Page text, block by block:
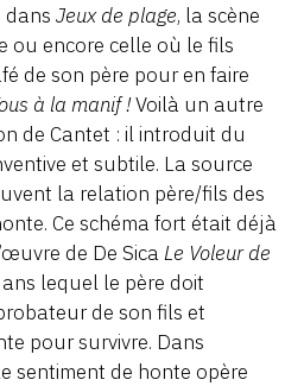
dans Jeux de plage, la scène
ou encore celle où le fils
de son père pour en faire
à la manif !Voilà un autre
de Cantet : il introduit du
et subtile. La source
la relation père/fils des
Ce schéma fort était déjà
de De Sica Le Voleur de
lequel le père doit
de son fils et
pour survivre. Dans
sentiment de honte opère